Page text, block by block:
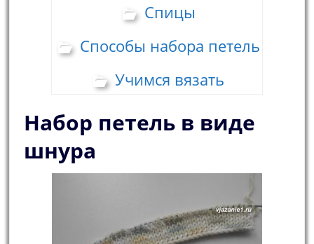
Спицы
Способы набора петель
Учимся вязать
Набор петель в виде
шнура